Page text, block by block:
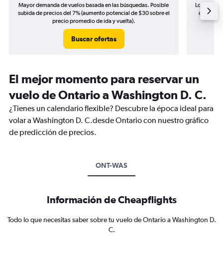
Mayor demanda de vuelos basada en las búsquedas. Posible
subida de precios del 7% (aumento potencial de $30 sobre el
precio promedio de ida y vuelta).
Buscar ofertas
Los
de
El mejor momento para reservar un
vuelo de Ontario a Washington D. C.
¿Tienes un calendario flexible? Descubre la época ideal para
volar a Washington D. C.desde Ontario con nuestro gráfico
de predicción de precios.
ONT-WAS
Información de Cheapflights
Todo lo que necesitas saber sobre tu vuelo de Ontario a Washington D.
C.